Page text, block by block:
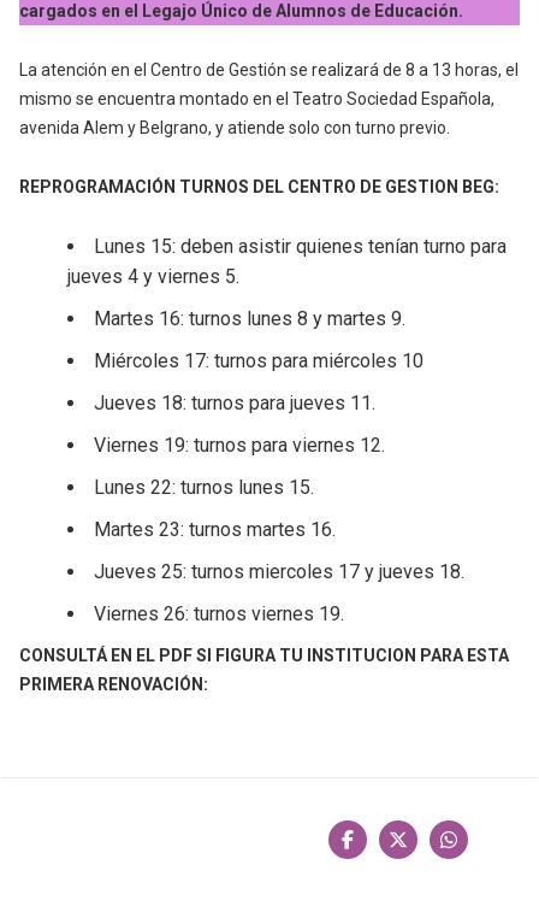
cargados en el Legajo Único de Alumnos de Educación.
La atención en el Centro de Gestión se realizará de 8 a 13 horas, el
mismo se encuentra montado en el Teatro Sociedad Española,
avenida Alem y Belgrano, y atiende solo con turno previo.
REPROGRAMACIÓN TURNOS DEL CENTRO DE GESTION BEG:
Lunes 15: deben asistir quienes tenían turno para
jueves 4 y viernes 5.
Martes 16: turnos lunes 8 y martes 9.
Miércoles 17: turnos para miércoles 10
Jueves 18: turnos para jueves 11.
Viernes 19: turnos para viernes 12.
Lunes 22: turnos lunes 15.
Martes 23: turnos martes 16.
Jueves 25: turnos miercoles 17 y jueves 18.
Viernes 26: turnos viernes 19.
CONSULTÁ EN EL PDF SI FIGURA TU INSTITUCION PARA ESTA
PRIMERA RENOVACIÓN: